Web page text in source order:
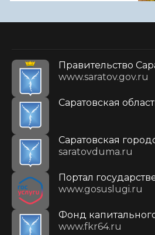
Правительство
www.saratov.gov.ru
Саратовская
Саратовская
saratovduma.ru
Портал
www.gosuslugi.ru
Фонд
www.fkr64.ru